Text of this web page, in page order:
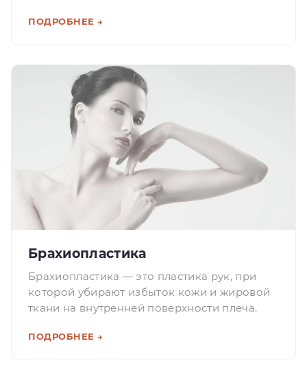
ПОДРОБНЕЕ →
Брахиопластика
Брахиопластика — это пластика рук, при
которой убирают избыток кожи и жировой
ткани на внутренней поверхности плеча.
ПОДРОБНЕЕ →